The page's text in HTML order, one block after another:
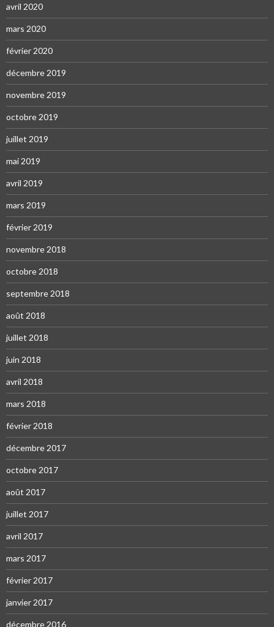
avril 2020
mars 2020
février 2020
décembre 2019
novembre 2019
octobre 2019
juillet 2019
mai 2019
avril 2019
mars 2019
février 2019
novembre 2018
octobre 2018
septembre 2018
août 2018
juillet 2018
juin 2018
avril 2018
mars 2018
février 2018
décembre 2017
octobre 2017
août 2017
juillet 2017
avril 2017
mars 2017
février 2017
janvier 2017
décembre 2016